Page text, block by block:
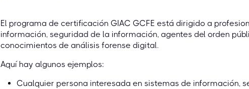
El programa de certificación GIAC GCFE está dirigido a
información, seguridad de la información, agentes del orden
conocimientos de análisis forense digital.
Aquí hay algunos ejemplos:
Cualquier persona interesada en sistemas de información,